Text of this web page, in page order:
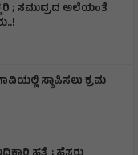
; ಸಮುದ್ರದ ಅಲೆಯಂತೆ
ಸ್ಥಾಪಿಸಲು ಕ್ರಮ